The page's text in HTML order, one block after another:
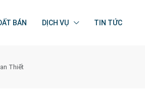
BÁN DỊCH VỤ TIN TỨC
Thiết